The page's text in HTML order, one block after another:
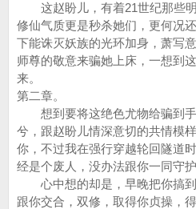
这赵盼儿，有着21世纪那些明
修仙气质更是秒杀她们，更何况
下能诛灭妖族的光环加身，萧写
师尊的敬意来骗她上床，一想到
来。
第二章。
想到要将这绝色尤物给骗到手
兮，跟赵盼儿情深意切的共情模
你，不过我在强行穿越轮回隧道
经是个废人，没办法跟你一同守
心中想的却是，早晚把你搞到
跟你交合，双修，取得你贞操，